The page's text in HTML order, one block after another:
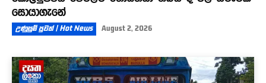
සොයාගැනේ
උණුසුම් පුවත් | Hot News August 2, 2026